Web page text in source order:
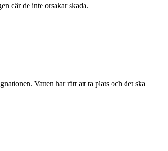
där de inte orsakar skada.
Vatten har rätt att ta plats och det ska